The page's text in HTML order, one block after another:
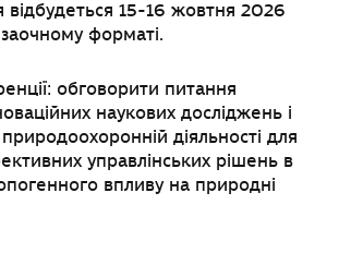
відбудеться 15-16 жовтня 2026
форматі.
обговорити питання
наукових досліджень і
діяльності для
управлінських рішень в
впливу на природні